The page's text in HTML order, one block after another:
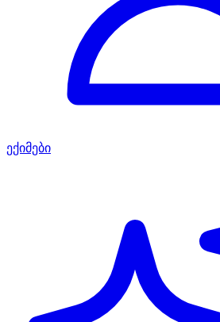
ექიმები